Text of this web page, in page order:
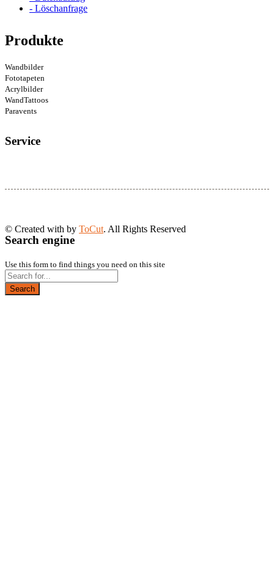
- Löschanfrage
Produkte
Wandbilder
Fototapeten
Acrylbilder
WandTattoos
Paravents
Service
© Created with by ToCut. All Rights Reserved
Search engine
Use this form to find things you need on this site
Search